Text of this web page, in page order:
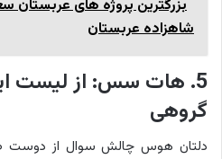
شاهزاده عربستان
5. هات سس: از لیست
گروهی
دلتان هوس چالش سوال از دوست